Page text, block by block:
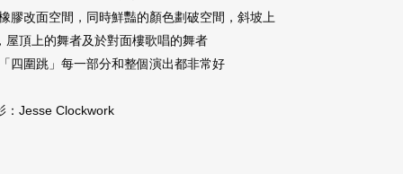
膠改面空間，同時鮮豔的顏色劃破空間，斜坡上
屋頂上的舞者及於對面樓歌唱的舞者
四圍跳」每一部分和整個演出都非常好
：Jesse Clockwork